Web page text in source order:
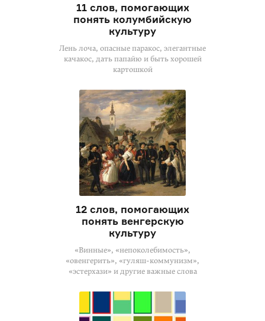
11 слов, помогающих
понять колумбийскую
культуру
Лень лоча, опасные паракос, элегантные
качакос, дать папайю и быть хорошей
картошкой
12 слов, помогающих
понять венгерскую
культуру
«Винные», «непоколебимость»,
«овенгерить», «гуляш-коммунизм»,
«эстерхази» и другие важные слова